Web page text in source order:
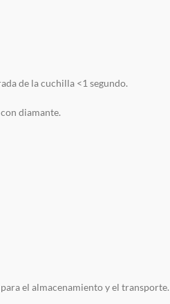
de la cuchilla <1 segundo.
diamante.
el almacenamiento y el transporte.